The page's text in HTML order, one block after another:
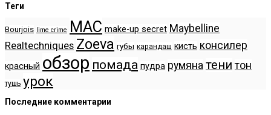
Теги
Bourjois lime crime MAC make-up secret Maybelline
Realtechniques Zoeva губы карандаш кисть консилер
красный обзор помада пудра румяна тени тон
тушь урок
Последние комментарии